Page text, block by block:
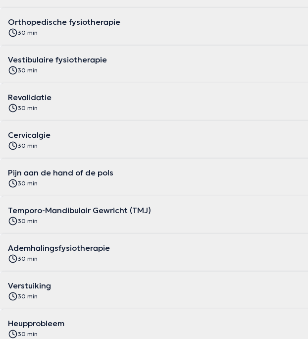
Orthopedische fysiotherapie
30 min
Vestibulaire fysiotherapie
30 min
Revalidatie
30 min
Cervicalgie
30 min
Pijn aan de hand of de pols
30 min
Temporo-Mandibulair Gewricht (TMJ)
30 min
Ademhalingsfysiotherapie
30 min
Verstuiking
30 min
Heupprobleem
30 min